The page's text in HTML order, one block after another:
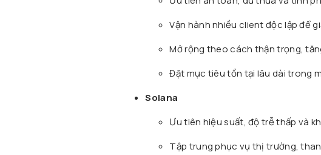
Vận hành nhiều client độc lập để
Mở rộng theo cách thận trọng,
Đặt mục tiêu tồn tại lâu dài trong
Solana
Ưu tiên hiệu suất, độ trễ thấp và
Tập trung phục vụ thị trường,